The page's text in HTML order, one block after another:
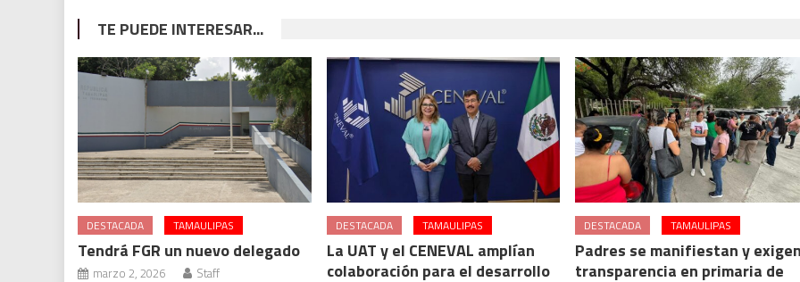
TE PUEDE INTERESAR...
DESTACADA TAMAULIPAS
Tendrá FGR un nuevo delegado
marzo 2, 2026 Staff
DESTACADA TAMAULIPAS
La UAT y el CENEVAL amplían
colaboración para el desarrollo
DESTACADA TAMAULIPAS
Padres se manifiestan y
transparencia en primaria de